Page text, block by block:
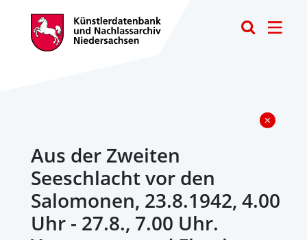
Aus der Zweiten
Seeschlacht vor den
Salomonen, 23.8.1942, 4.00
Uhr - 27.8., 7.00 Uhr.